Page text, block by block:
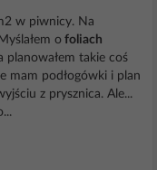
w piwnicy. Na
o foliach
planowałem takie coś
mam podłogówki i plan
z prysznica. Ale...